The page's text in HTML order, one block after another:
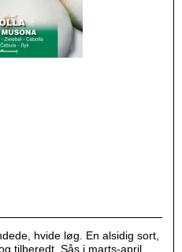
hvide løg. En alsidig sort,
tilberedt. Sås i marts-april,